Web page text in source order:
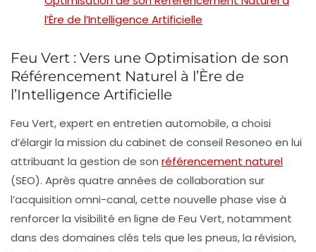
l’Ère de l’Intelligence Artificielle
Feu Vert : Vers une Optimisation de son
Référencement Naturel à l’Ère de
l’Intelligence Artificielle
Feu Vert, expert en entretien automobile, a choisi
d’élargir la mission du cabinet de conseil Resoneo en lui
attribuant la gestion de son référencement naturel
(SEO). Après quatre années de collaboration sur
l’acquisition omni-canal, cette nouvelle phase vise à
renforcer la visibilité en ligne de Feu Vert, notamment
dans des domaines clés tels que les pneus, la révision,